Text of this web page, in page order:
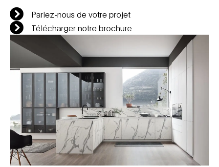
Parlez-nous de votre projet
Télécharger notre brochure